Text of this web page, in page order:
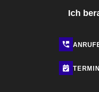
Ich
TERMIN